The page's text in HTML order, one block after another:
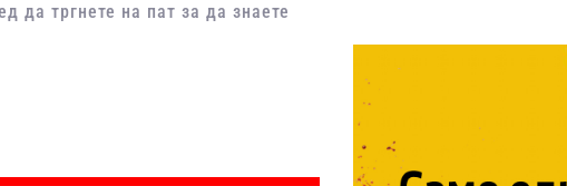
да тргнете на пат за да знаете